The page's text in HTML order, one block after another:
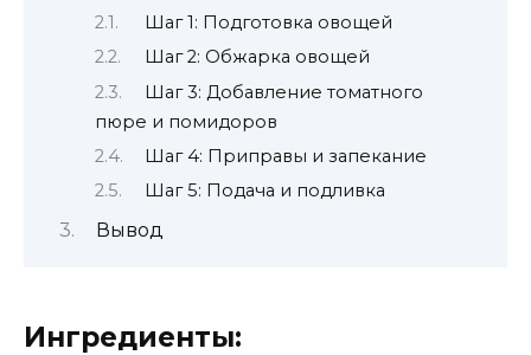
Шаг 1: Подготовка овощей
Шаг 2: Обжарка овощей
Шаг 3: Добавление томатного
пюре и помидоров
Шаг 4: Приправы и запекание
Шаг 5: Подача и подливка
Вывод
Ингредиенты: